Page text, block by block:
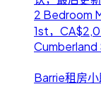
2 Bedroom
1st，
Cumberland
Barrie租房